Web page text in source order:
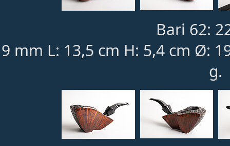
Bari 62:
9 mm L: 13,5 cm H: 5,4 cm Ø:
g.